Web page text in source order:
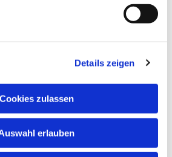
Details zeigen
Cookies zulassen
erlauben